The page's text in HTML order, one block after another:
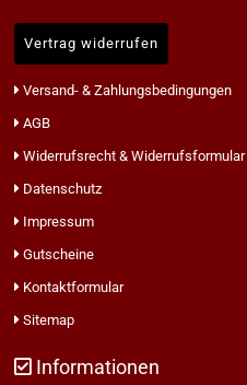
Vertrag widerrufen
Versand- & Zahlungsbedingungen
AGB
Widerrufsrecht & Widerrufsformular
Datenschutz
Impressum
Gutscheine
Kontaktformular
Sitemap
Informationen